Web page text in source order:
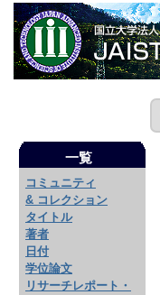
一覧
コミュニティ
& コレクション
タイトル
著者
日付
学位論文
リサーチレポート・